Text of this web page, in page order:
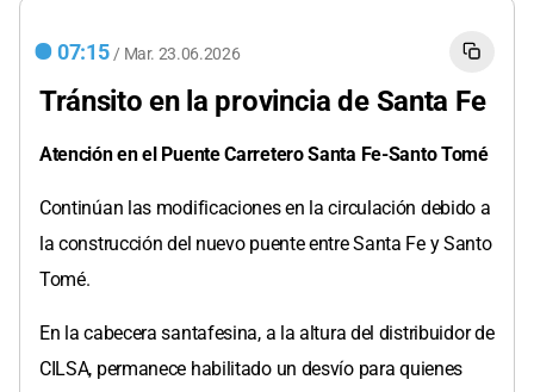
07:15 / Mar. 23.06.2026
Tránsito en la provincia de Santa Fe
Atención en el Puente Carretero Santa Fe-Santo Tomé
Continúan las modificaciones en la circulación debido a
la construcción del nuevo puente entre Santa Fe y Santo
Tomé.
En la cabecera santafesina, a la altura del distribuidor de
CILSA, permanece habilitado un desvío para quienes